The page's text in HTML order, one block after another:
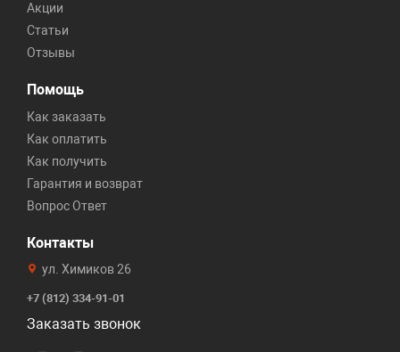
Акции
Статьи
Отзывы
Помощь
Как заказать
Как оплатить
Как получить
Гарантия и возврат
Вопрос Ответ
Контакты
ул. Химиков 26
+7 (812) 334-91-01
Заказать звонок